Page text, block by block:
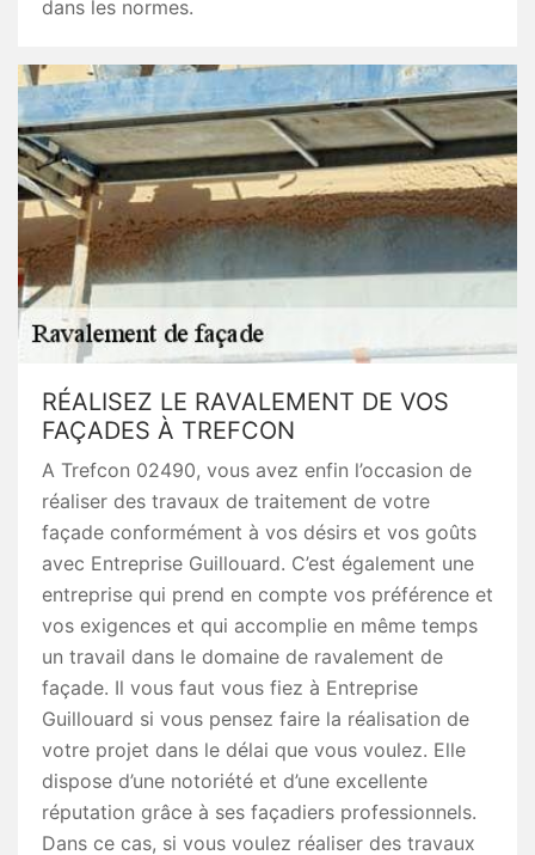
dans les normes.
RÉALISEZ LE RAVALEMENT DE VOS
FAÇADES À TREFCON
A Trefcon 02490, vous avez enfin l’occasion de
réaliser des travaux de traitement de votre
façade conformément à vos désirs et vos goûts
avec Entreprise Guillouard. C’est également une
entreprise qui prend en compte vos préférence et
vos exigences et qui accomplie en même temps
un travail dans le domaine de ravalement de
façade. Il vous faut vous fiez à Entreprise
Guillouard si vous pensez faire la réalisation de
votre projet dans le délai que vous voulez. Elle
dispose d’une notoriété et d’une excellente
réputation grâce à ses façadiers professionnels.
Dans ce cas, si vous voulez réaliser des travaux